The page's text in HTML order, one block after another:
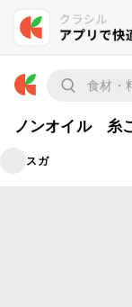
ノンオイル 糸
スガ